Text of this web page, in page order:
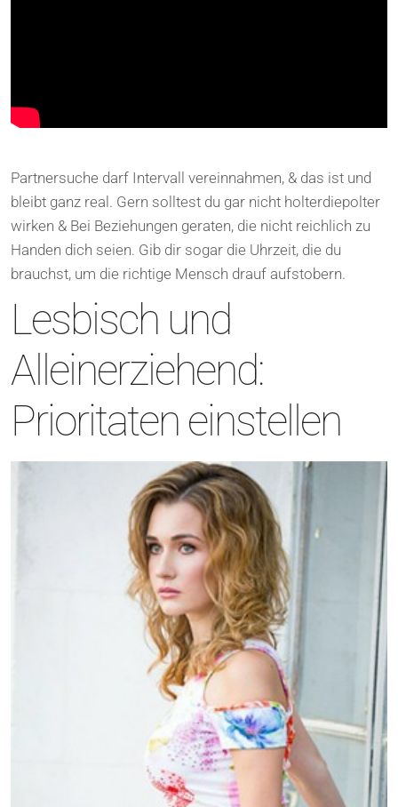
Partnersuche darf Intervall vereinnahmen, & das ist und
bleibt ganz real. Gern solltest du gar nicht holterdiepolter
wirken & Bei Beziehungen geraten, die nicht reichlich zu
Handen dich seien. Gib dir sogar die Uhrzeit, die du
brauchst, um die richtige Mensch drauf aufstobern.
Lesbisch und
Alleinerziehend:
Prioritaten einstellen